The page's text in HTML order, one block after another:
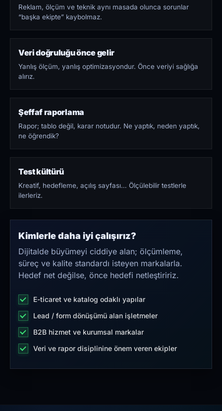
Reklam, ölçüm ve teknik aynı masada olunca sorunlar
“başka ekipte” kaybolmaz.
Veri doğruluğu önce gelir
Yanlış ölçüm, yanlış optimizasyondur. Önce veriyi sağlığa
alırız.
Şeffaf raporlama
Rapor; tablo değil, karar notudur. Ne yaptık, neden yaptık,
ne öğrendik?
Test kültürü
Kreatif, hedefleme, açılış sayfası… Ölçülebilir testlerle
ilerleriz.
Kimlerle daha iyi çalışırız?
Dijitalde büyümeyi ciddiye alan; ölçümleme,
süreç ve kalite standardı isteyen markalarla.
Hedef net değilse, önce hedefi netleştiririz.
E-ticaret ve katalog odaklı yapılar
Lead / form dönüşümü alan işletmeler
B2B hizmet ve kurumsal markalar
Veri ve rapor disiplinine önem veren ekipler